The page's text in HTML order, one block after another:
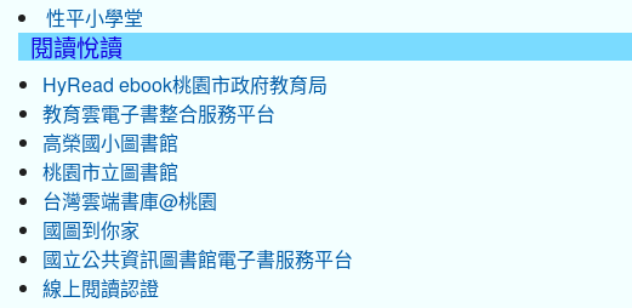
性平小學堂
閱讀悅讀
HyRead ebook桃園市政府教育局
教育雲電子書整合服務平台
高榮國小圖書館
桃園市立圖書館
台灣雲端書庫@桃園
國圖到你家
國立公共資訊圖書館電子書服務平台
線上閱讀認證